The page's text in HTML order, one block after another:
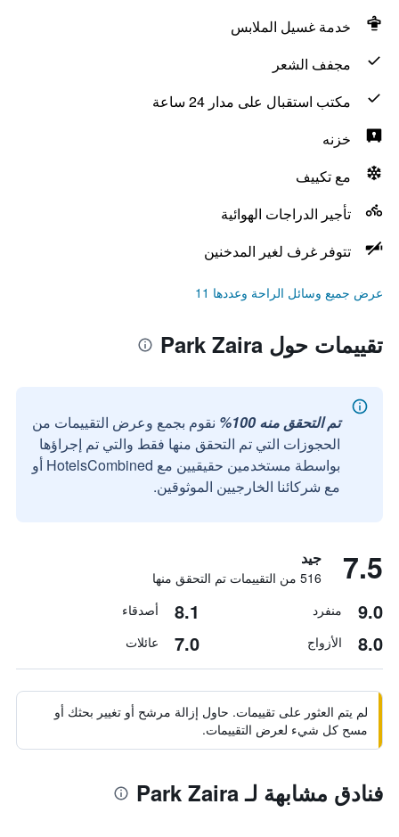
خدمة غسيل الملابس
مجفف الشعر
مكتب استقبال على مدار 24 ساعة
خزنه
مع تكييف
تأجير الدراجات الهوائية
تتوفر غرف لغير المدخنين
عرض جميع وسائل الراحة وعددها 11
تقييمات حول Park Zaira
تم التحقق منه 100%
نقوم بجمع وعرض التقييمات من
الحجوزات التي تم التحقق منها فقط والتي تم إجراؤها
بواسطة مستخدمين حقيقيين مع HotelsCombined أو
مع شركائنا الخارجيين الموثوقين.
7.5 جيد
516 من التقييمات تم التحقق منها
9.0 منفرد 8.1 أصدقاء
8.0 الأزواج 7.0 عائلات
لم يتم العثور على تقييمات. حاول إزالة مرشح أو تغيير بحثك أو
مسح كل شيء لعرض التقييمات.
فنادق مشابهة لـ Park Zaira